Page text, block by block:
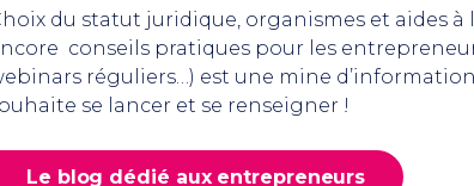
du statut juridique, organismes et aides
conseils pratiques pour les
réguliers…) est une mine
se lancer et se renseigner !
Le blog dédié aux entrepreneurs